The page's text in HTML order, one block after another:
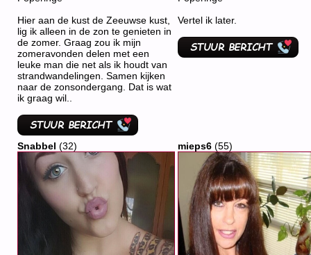
Hier aan de kust de Zeeuwse kust,
lig ik alleen in de zon te genieten in
de zomer. Graag zou ik mijn
zomeravonden delen met een
leuke man die net als ik houdt van
strandwandelingen. Samen kijken
naar de zonsondergang. Dat is wat
ik graag wil..
Vertel ik later.
Snabbel (32) mieps6 (55)